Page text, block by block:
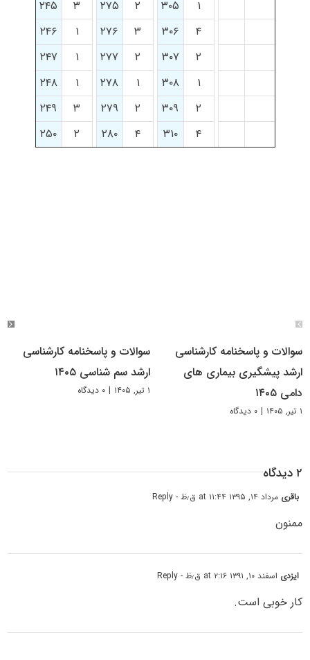
۱
۳۰۵ ۲ ۲۷۵ ۳
۲۴۵
۴
۳۰۶ ۳ ۲۷۶ ۱
۲۴۶
۲
۳۰۷ ۲ ۲۷۷ ۱
۲۴۷
۱
۳۰۸ ۱ ۲۷۸ ۱
۲۴۸
۲
۳۰۹ ۲ ۲۷۹ ۳
۲۴۹
۴
۳۱۰ ۴ ۲۸۰ ۲ ۲۵۰
سوالات و پاسخنامه کارشناسی
ارشد پیشگیری بیماری های
دامی ۱۴۰۵
۱ تیر, ۱۴۰۵ | ۰ دیدگاه
سوالات و پاسخنامه کارشناسی
ارشد سم شناسی ۱۴۰۵
۱ تیر, ۱۴۰۵ | ۰ دیدگاه
۲ دیدگاه
باقری مرداد ۱۴, ۱۳۹۵ at ۱۱:۴۴ ق٫ظ - Reply
ممنون
ایزدی اسفند ۱۰, ۱۳۹۱ at ۲:۱۶ ق٫ظ - Reply
کار خوبی است.